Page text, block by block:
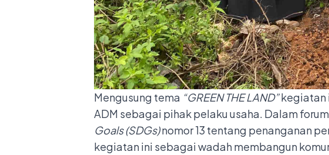
Mengusung tema “GREEN THE LAND”kegiatan
ADM sebagai pihak pelaku usaha. Dalam
Goals (SDGs)nomor 13 tentang penanganan
kegiatan ini sebagai wadah membangun